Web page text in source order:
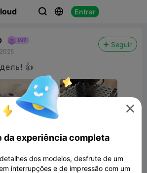
  Entrar
Seguir
👍

da experiência completa
dos modelos, desfrute de um
interrupções e de impressão com um